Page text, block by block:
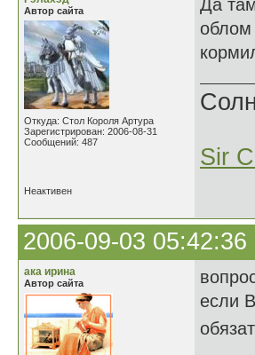
Автор сайта
Откуда: Стол Короля Артура
Зарегистрирован: 2006-08-31
Сообщений: 487
Да
облом
Sir
Неактивен
2006-09-03 05:42:36
ака ирина
Автор сайта
если